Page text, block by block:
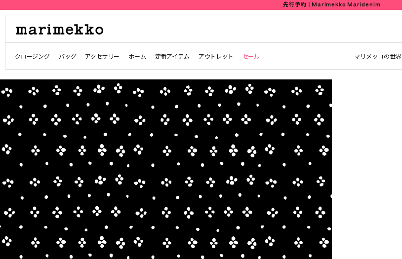
先行予約 | Marimekko Maridenim
クロージング バッグ アクセサリー ホーム 定番アイテム アウトレット セール マリメッコの世界